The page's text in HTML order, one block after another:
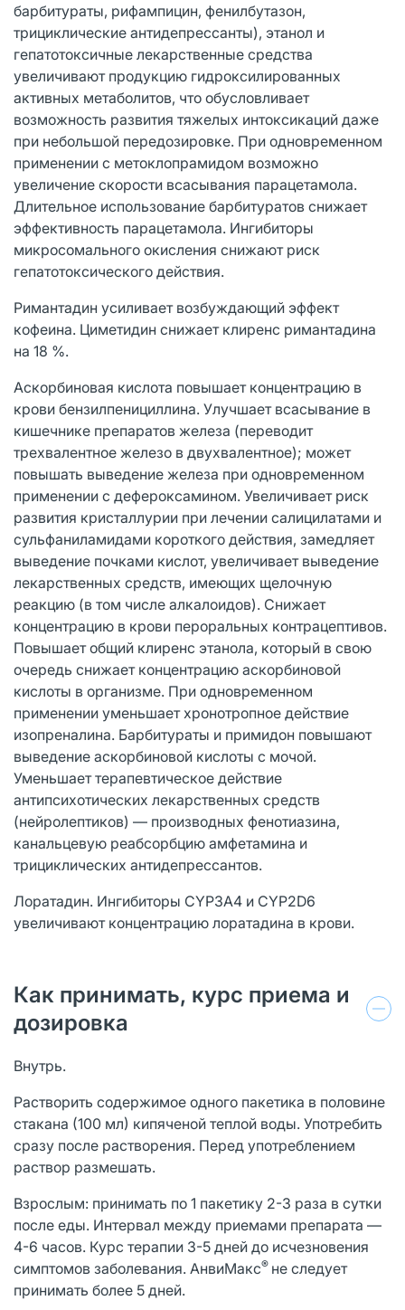
барбитураты, рифампицин, фенилбутазон,
трициклические антидепрессанты), этанол и
гепатотоксичные лекарственные средства
увеличивают продукцию гидроксилированных
активных метаболитов, что обусловливает
возможность развития тяжелых интоксикаций даже
при небольшой передозировке. При одновременном
применении с метоклопрамидом возможно
увеличение скорости всасывания парацетамола.
Длительное использование барбитуратов снижает
эффективность парацетамола. Ингибиторы
микросомального окисления снижают риск
гепатотоксического действия.
Римантадин усиливает возбуждающий эффект
кофеина. Циметидин снижает клиренс римантадина
на 18 %.
Аскорбиновая кислота повышает концентрацию в
крови бензилпенициллина. Улучшает всасывание в
кишечнике препаратов железа (переводит
трехвалентное железо в двухвалентное); может
повышать выведение железа при одновременном
применении с дефероксамином. Увеличивает риск
развития кристаллурии при лечении салицилатами и
сульфаниламидами короткого действия, замедляет
выведение почками кислот, увеличивает выведение
лекарственных средств, имеющих щелочную
реакцию (в том числе алкалоидов). Снижает
концентрацию в крови пероральных контрацептивов.
Повышает общий клиренс этанола, который в свою
очередь снижает концентрацию аскорбиновой
кислоты в организме. При одновременном
применении уменьшает хронотропное действие
изопреналина. Барбитураты и примидон повышают
выведение аскорбиновой кислоты с мочой.
Уменьшает терапевтическое действие
антипсихотических лекарственных средств
(нейролептиков) — производных фенотиазина,
канальцевую реабсорбцию амфетамина и
трициклических антидепрессантов.
Лоратадин. Ингибиторы CYP3A4 и CYP2D6
увеличивают концентрацию лоратадина в крови.
Как принимать, курс приема и
дозировка
Внутрь.
Растворить содержимое одного пакетика в половине
стакана (100 мл) кипяченой теплой воды. Употребить
сразу после растворения. Перед употреблением
раствор размешать.
Взрослым: принимать по 1 пакетику 2-3 раза в сутки
после еды. Интервал между приемами препарата —
4-6 часов. Курс терапии 3-5 дней до исчезновения
симптомов заболевания. АнвиМакс® не следует
принимать более 5 дней.